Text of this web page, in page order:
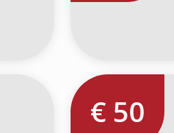
€ 50